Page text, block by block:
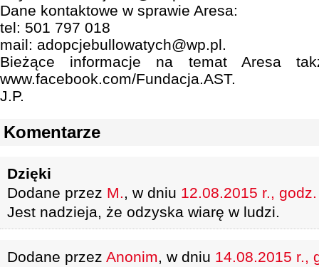
Dane kontaktowe w sprawie Aresa:
tel: 501 797 018
mail: adopcjebullowatych@wp.pl.
Bieżące informacje na temat Aresa
www.facebook.com/Fundacja.AST.
J.P.
Komentarze
Dzięki
Dodane przez M., w dniu 12.08.2015 r.,
Jest nadzieja, że odzyska wiarę w ludzi.
Dodane przez Anonim, w dniu 14.08.2015 r.,